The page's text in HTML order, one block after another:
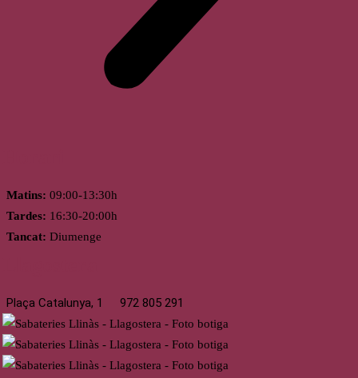
Matins: 09:00-13:30h
Tardes: 16:30-20:00h
Tancat: Diumenge
Plaça Catalunya, 1 972 805 291